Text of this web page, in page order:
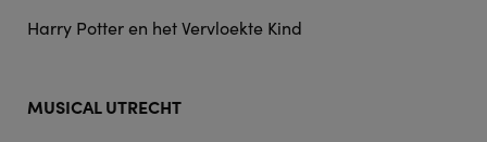
Harry Potter en het Vervloekte Kind
MUSICAL UTRECHT